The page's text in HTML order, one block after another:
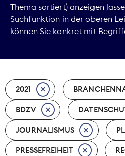
Nova
Thema sortiert) anzeigen
Suchfunktion in der oberen
können Sie konkret mit
2021
BDZV
JOURNALISMUS
PRESSEFREIHEIT